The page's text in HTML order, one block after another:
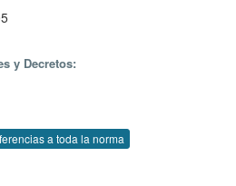
y Decretos:
a toda la norma